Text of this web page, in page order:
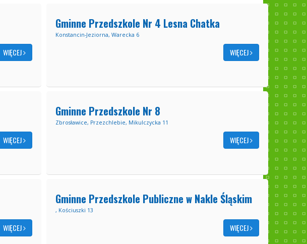
WIĘCEJ
Gminne Przedszkole Nr 4 Lesna Chatka
Konstancin-Jeziorna, Warecka 6
WIĘCEJ
WIĘCEJ
Gminne Przedszkole Nr 8
Zbrosławice, Przezchlebie, Mikulczycka 11
WIĘCEJ
WIĘCEJ
Gminne Przedszkole Publiczne w Nakle Śląskim
, Kościuszki 13
WIĘCEJ